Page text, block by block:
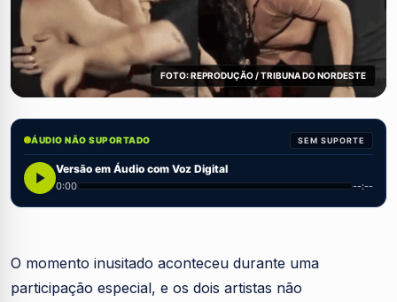
FOTO: REPRODUÇÃO / TRIBUNA DO NORDESTE
ÁUDIO NÃO SUPORTADO SEM SUPORTE
Versão em Áudio com Voz Digital
0:00 --:--
O momento inusitado aconteceu durante uma
participação especial, e os dois artistas não